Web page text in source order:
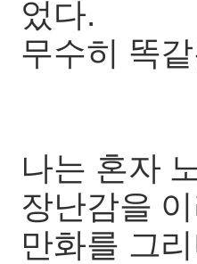
었다.
무수히 똑
나는 혼자
장난감을
만화를 그